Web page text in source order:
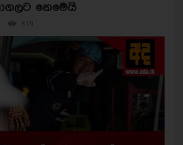
නෙමෙයි
319